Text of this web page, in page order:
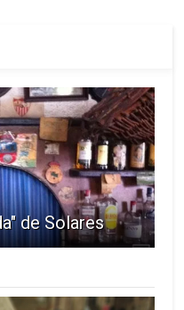
de Solares